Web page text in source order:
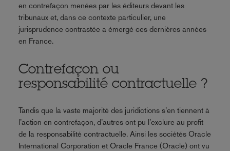
en contrefaçon menées par les éditeurs devant les
tribunaux et, dans ce contexte particulier, une
jurisprudence contrastée a émergé ces dernières années
en France.
Contrefaçon ou
responsabilité contractuelle ?
Tandis que la vaste majorité des juridictions s’en tiennent à
l’action en contrefaçon, d’autres ont pu l’exclure au profit
de la responsabilité contractuelle. Ainsi les sociétés Oracle
International Corporation et Oracle France (Oracle) ont vu